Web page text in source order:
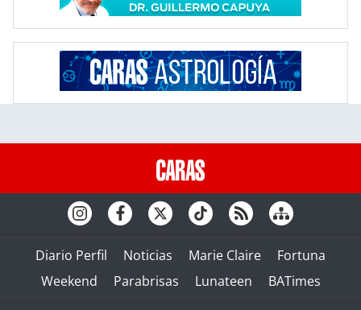
Diario Perfil Noticias Marie Claire
Fortuna
Weekend
Parabrisas Lunateen BATimes